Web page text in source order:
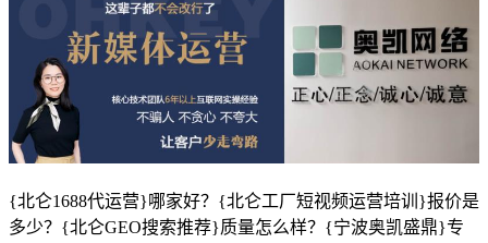
{北仑1688代运营}哪家好？{北仑工厂短视频运营培训}报价是
多少？{北仑GEO搜索推荐}质量怎么样？{宁波奥凯盛鼎}专